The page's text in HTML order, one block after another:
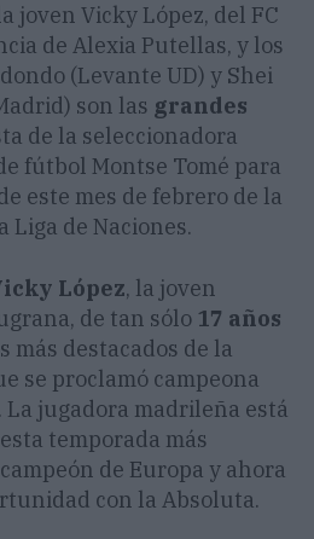
joven Vicky López, del FC
de Alexia Putellas, y los
(Levante UD) y Shei
son las grandes
de la seleccionadora
fútbol Montse Tomé para
este mes de febrero de la
Liga de Naciones.
López, la joven
de tan sólo 17 años
más destacados de la
se proclamó campeona
jugadora madrileña está
temporada más
de Europa y ahora
con la Absoluta.